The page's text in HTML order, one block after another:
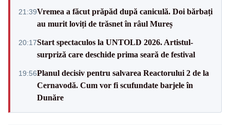
21:39Vremea a făcut prăpăd după caniculă. Doi bărbați
au murit loviți de trăsnet în râul Mureș
20:17Start spectaculos la UNTOLD 2026. Artistul-
surpriză care deschide prima seară de festival
19:56Planul decisiv pentru salvarea Reactorului 2 de la
Cernavodă. Cum vor fi scufundate barjele în
Dunăre